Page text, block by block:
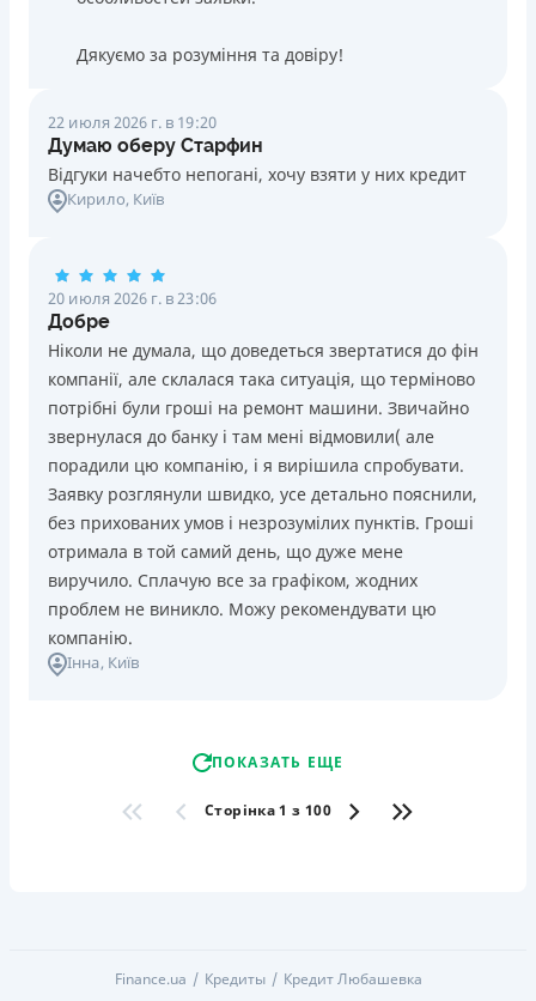
Дякуємо за розуміння та довіру!
22 июля 2026 г. в 19:20
Думаю оберу Старфин
Відгуки начебто непогані, хочу взяти у них кредит
Кирило, Київ
20 июля 2026 г. в 23:06
Добре
Ніколи не думала, що доведеться звертатися до фін
компанії, але склалася така ситуація, що терміново
потрібні були гроші на ремонт машини. Звичайно
звернулася до банку і там мені відмовили( але
порадили цю компанію, і я вирішила спробувати.
Заявку розглянули швидко, усе детально пояснили,
без прихованих умов і незрозумілих пунктів. Гроші
отримала в той самий день, що дуже мене
виручило. Сплачую все за графіком, жодних
проблем не виникло. Можу рекомендувати цю
компанію.
Інна, Київ
ПОКАЗАТЬ ЕЩЕ
Сторінка 1 з 100
Finance.ua Кредиты Кредит Любашевка